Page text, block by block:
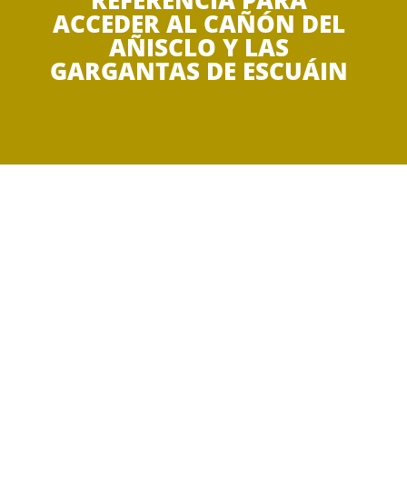
ACCEDER AL CAÑÓN DEL
AÑISCLO Y LAS
GARGANTAS DE ESCUÁIN